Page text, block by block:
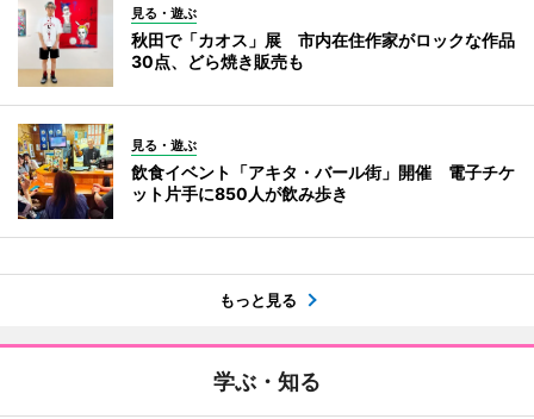
見る・遊ぶ
秋田で「カオス」展 市内在住作家がロックな作品
30点、どら焼き販売も
見る・遊ぶ
飲食イベント「アキタ・バール街」開催 電子チケ
ット片手に850人が飲み歩き
もっと見る
学ぶ・知る